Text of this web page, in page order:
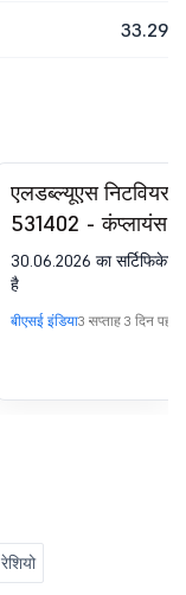
33.29
एलडब्ल्यूएस निटवियर
531402 - कंप्लायंस-
के तहत सर्टिफिकेट.
विनियम, 2018 का
30.06.2026 का
है
बीएसई इंडिया3 सप्ताह 3 दिन पहले
रेशियो